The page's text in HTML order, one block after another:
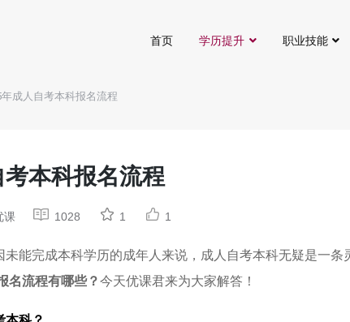
首页 学历提升 职业技能
年成人自考本科报名流程
本科报名流程
课 1028 1 1
未能完成本科学历的成年人来说，成人自考本科无疑是一条
名流程有哪些？今天优课君来为大家解答！